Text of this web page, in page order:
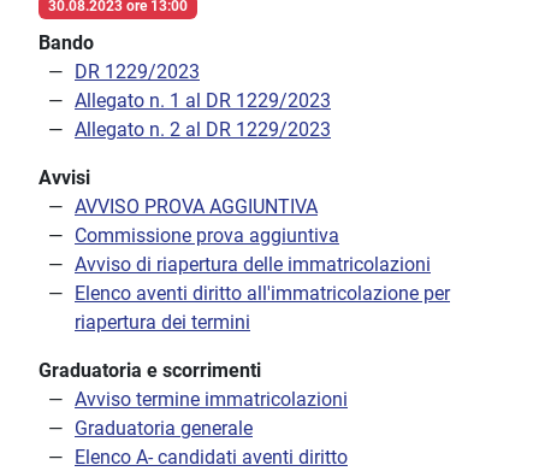
30.08.2023 ore 13:00
Bando
DR 1229/2023
Allegato n. 1 al DR 1229/2023
Allegato n. 2 al DR 1229/2023
Avvisi
AVVISO PROVA AGGIUNTIVA
Commissione prova aggiuntiva
Avviso di riapertura delle immatricolazioni
Elenco aventi diritto all'immatricolazione per
riapertura dei termini
Graduatoria e scorrimenti
Avviso termine immatricolazioni
Graduatoria generale
Elenco A- candidati aventi diritto